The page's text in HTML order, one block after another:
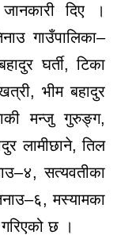
दिए ।
गाउँपालिका–
घर्ती, टिका
भीम बहादुर
मन्जु गुरुङ्ग,
लामीछाने, तिल
सत्यवतीका
मस्यामका
छ ।